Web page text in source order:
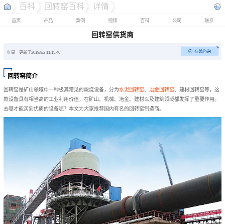
百科 回转窑百科 详情
首页 产品 案例 视频 百科 公司 联系
回转窑供货商
红星 更新于2019/9/2 11:15:46
回转窑简介
回转窑是矿山领域中一种极其常见的煅烧设备，分为水泥回转窑、 冶金回转窑、建材回转窑等，这
款设备具有相当高的工业利用价值，在矿山、机械、冶金、建材以及建筑领域都发挥了重要作用。
去哪才能买到优质的设备呢？本文为大家推荐国内有名的回转窑制造商。